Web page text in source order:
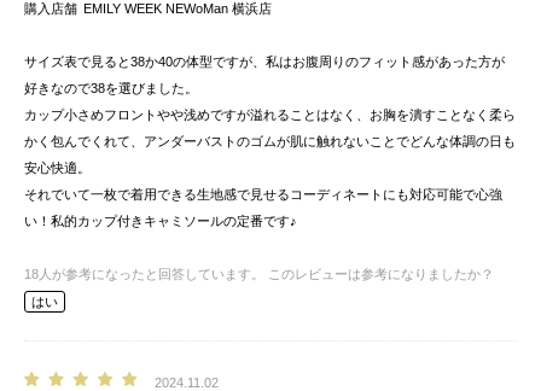
購入店舗 EMILY WEEK NEWoMan 横浜店
サイズ表で見ると38か40の体型ですが、私はお腹周りのフィット感があった方が
好きなので38を選びました。
カップ小さめフロントやや浅めですが溢れることはなく、お胸を潰すことなく柔ら
かく包んでくれて、アンダーバストのゴムが肌に触れないことでどんな体調の日も
安心快適。
それでいて一枚で着用できる生地感で見せるコーディネートにも対応可能で心強
い！私的カップ付きキャミソールの定番です♪
18 人が参考になったと回答しています。
このレビューは参考になりましたか？
はい
2024.11.02